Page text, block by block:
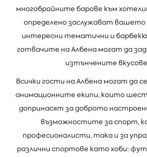
многобройните барове към
определено заслужават вашето
интересни тематични и
готвачите на Албена могат да
изтънчените
Всички гости на Албена могат да
анимационните екипи, които
допринасят за доброто
възможностите за спорт,
професионалисти, така и за
различни спортове като хоби: